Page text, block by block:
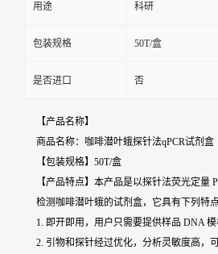
用途 科研
包装规格 50T/盒
是否进口 否
【产品名称】
商品名称：咖啡潜叶蛾探针法qPCR试剂盒
【包装规格】50T/盒
【产品特点】本产品是以探针法荧光定量
检测咖啡潜叶蛾的试剂盒，它具有下列特点
1. 即开即用，用户只需要提供样品 DNA 模
2. 引物和探针经过优化，分析灵敏度高，